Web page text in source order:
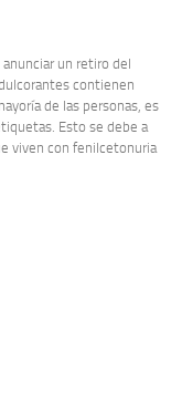
anunciar un retiro del
contienen
de las personas, es
Esto se debe a
viven con fenilcetonuria